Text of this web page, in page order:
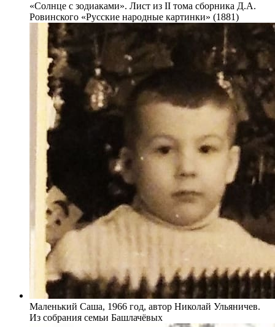
«Солнце с зодиаками». Лист из II тома сборника Д.А.
Ровинского «Русские народные картинки» (1881)
Маленький Саша, 1966 год, автор Николай Ульяничев.
Из собрания семьи Башлачёвых